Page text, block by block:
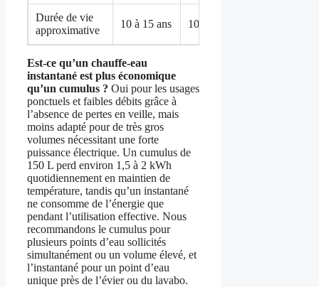
Durée de vie
approximative
10 à 15 ans 10 à 12 ans
Est-ce qu’un chauffe-eau
instantané est plus économique
qu’un cumulus ? Oui pour les usages
ponctuels et faibles débits grâce à
l’absence de pertes en veille, mais
moins adapté pour de très gros
volumes nécessitant une forte
puissance électrique. Un cumulus de
150 L perd environ 1,5 à 2 kWh
quotidiennement en maintien de
température, tandis qu’un instantané
ne consomme de l’énergie que
pendant l’utilisation effective. Nous
recommandons le cumulus pour
plusieurs points d’eau sollicités
simultanément ou un volume élevé, et
l’instantané pour un point d’eau
unique près de l’évier ou du lavabo.